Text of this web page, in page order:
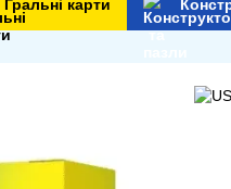
Гральні карти